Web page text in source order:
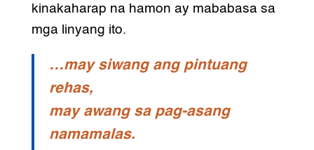
kinakaharap na hamon ay mababasa sa
mga linyang ito.
…may siwang ang pintuang
rehas,
may awang sa pag-asang
namamalas.